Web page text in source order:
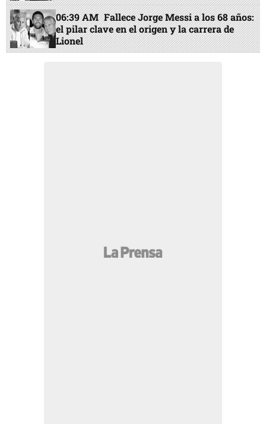
06:39 AM Fallece Jorge Messi a los 68 años:
el pilar clave en el origen y la carrera de
Lionel